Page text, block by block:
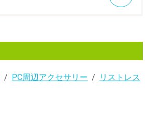
PC周辺アクセサリー
リストレス